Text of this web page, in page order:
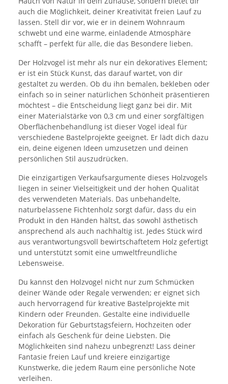
auch die Möglichkeit, deiner Kreativität freien Lauf zu
lassen. Stell dir vor, wie er in deinem Wohnraum
schwebt und eine warme, einladende Atmosphäre
schafft – perfekt für alle, die das Besondere lieben.
Der Holzvogel ist mehr als nur ein dekoratives Element;
er ist ein Stück Kunst, das darauf wartet, von dir
gestaltet zu werden. Ob du ihn bemalen, bekleben oder
einfach so in seiner natürlichen Schönheit präsentieren
möchtest – die Entscheidung liegt ganz bei dir. Mit
einer Materialstärke von 0,3 cm und einer sorgfältigen
Oberflächenbehandlung ist dieser Vogel ideal für
verschiedene Bastelprojekte geeignet. Er lädt dich dazu
ein, deine eigenen Ideen umzusetzen und deinen
persönlichen Stil auszudrücken.
Die einzigartigen Verkaufsargumente dieses Holzvogels
liegen in seiner Vielseitigkeit und der hohen Qualität
des verwendeten Materials. Das unbehandelte,
naturbelassene Fichtenholz sorgt dafür, dass du ein
Produkt in den Händen hältst, das sowohl ästhetisch
ansprechend als auch nachhaltig ist. Jedes Stück wird
aus verantwortungsvoll bewirtschaftetem Holz gefertigt
und unterstützt somit eine umweltfreundliche
Lebensweise.
Du kannst den Holzvogel nicht nur zum Schmücken
deiner Wände oder Regale verwenden; er eignet sich
auch hervorragend für kreative Bastelprojekte mit
Kindern oder Freunden. Gestalte eine individuelle
Dekoration für Geburtstagsfeiern, Hochzeiten oder
einfach als Geschenk für deine Liebsten. Die
Möglichkeiten sind nahezu unbegrenzt! Lass deiner
Fantasie freien Lauf und kreiere einzigartige
Kunstwerke, die jedem Raum eine persönliche Note
verleihen.